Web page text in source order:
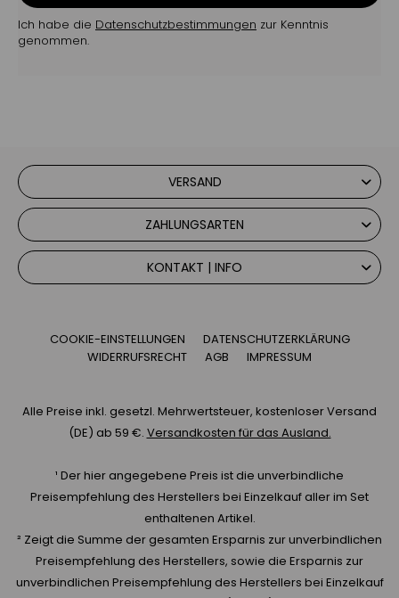
Ich habe die Datenschutzbestimmungen zur Kenntnis
genommen.
VERSAND
ZAHLUNGSARTEN
KONTAKT | INFO
COOKIE-EINSTELLUNGEN
DATENSCHUTZERKLÄRUNG
WIDERRUFSRECHT
AGB IMPRESSUM
Alle Preise inkl. gesetzl. Mehrwertsteuer, kostenloser Versand
(DE) ab 59 €. Versandkosten für das Ausland.
¹ Der hier angegebene Preis ist die unverbindliche
Preisempfehlung des Herstellers bei Einzelkauf aller im Set
enthaltenen Artikel.
² Zeigt die Summe der gesamten Ersparnis zur unverbindlichen
Preisempfehlung des Herstellers, sowie die Ersparnis zur
unverbindlichen Preisempfehlung des Herstellers bei Einzelkauf